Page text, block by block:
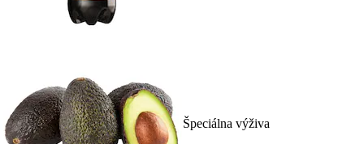
Špeciálna výživa